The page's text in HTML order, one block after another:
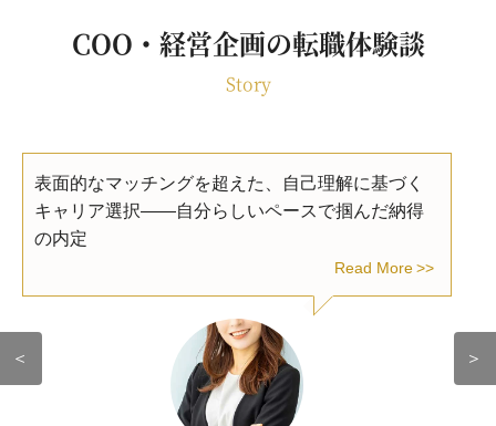
COO・経営企画の転職体験談
Story
＜
表面的なマッチングを超えた、自己理解に基づく
キャリア選択――自分らしいペースで掴んだ納得
の内定
Read More
＞